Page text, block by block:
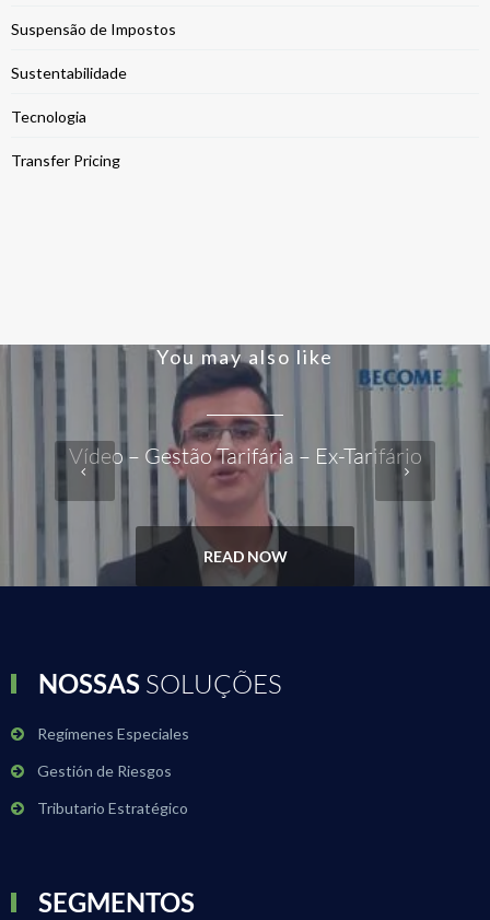
Suspensão de Impostos
Sustentabilidade
Tecnologia
Transfer Pricing
You may also like
Vídeo – Gestão Tarifária – Ex-Tarifário
READ NOW
NOSSAS SOLUÇÕES
Regímenes Especiales
Gestión de Riesgos
Tributario Estratégico
SEGMENTOS